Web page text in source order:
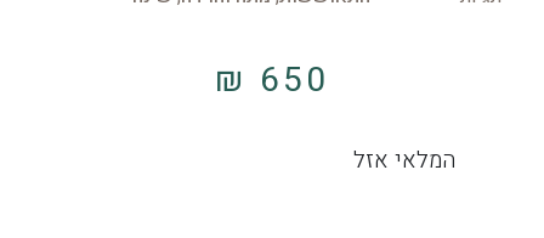
₪ 650
המלאי אזל